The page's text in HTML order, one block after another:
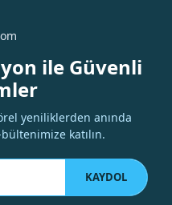
ile Güvenli
yeniliklerden anında
katılın.
KAYDOL